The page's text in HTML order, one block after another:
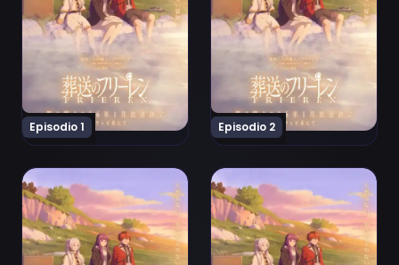
Episodio 1 Episodio 2
Ver Sousou no Frieren 2nd Season Episodio 3
Ver Sousou no Frieren 2nd